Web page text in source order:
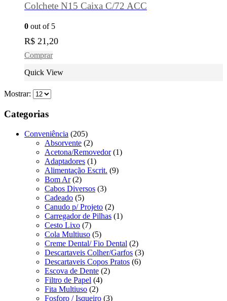
Colchete N15 Caixa C/72 ACC
0 out of 5
R$ 21,20
Comprar
Quick View
Mostrar:
Categorias
Conveniência (205)
Absorvente (2)
Acetona/Removedor (1)
Adaptadores (1)
Alimentação Escrit. (9)
Bom Ar (2)
Cabos Diversos (3)
Cadeado (5)
Canudo p/ Projeto (2)
Carregador de Pilhas (1)
Cesto Lixo (7)
Cola Multiuso (5)
Creme Dental/ Fio Dental (2)
Descartaveis Colher/Garfos (3)
Descartaveis Copos Pratos (6)
Escova de Dente (2)
Filtro de Papel (4)
Fita Multiuso (2)
Fosforo / Isqueiro (3)